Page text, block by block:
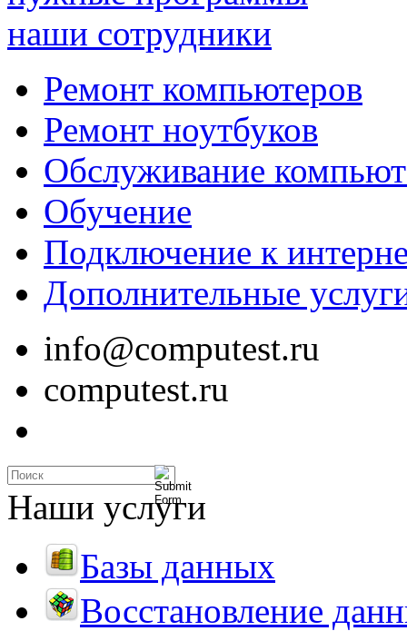
наши сотрудники
Ремонт компьютеров
Ремонт ноутбуков
Обслуживание
Обучение
Подключение к
Дополнительные
info@computest.ru
computest.ru
Наши услуги
Базы данных
Восстановление